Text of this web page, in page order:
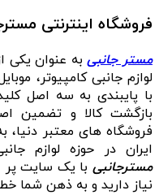
فروشگاه اینترنتی
مستر جانبیبه عنوان یکی
لوازم جانبی کامپیوتر،
بازگشت کالا و تضمین
فروشگاه‌ های معتبر دنیا،
ایران در حوزه لوازم
مسترجانبی با یک سایت پر
نیاز دارید و به ذهن شما